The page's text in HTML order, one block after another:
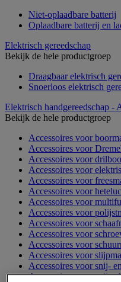
Niet-oplaadbare batterij
Oplaadbare batterij en
Elektrisch gereedschap
Bekijk de hele productgroep
Draagbaar elektrisch
Snoerloos elektrisch
Elektrisch handgereedschap -
Bekijk de hele productgroep
Accessoires voor
Accessoires voor
Accessoires voor
Accessoires voor
Accessoires voor
Accessoires voor
Accessoires voor
Accessoires voor
Accessoires voor
Accessoires voor
Accessoires voor
Accessoires voor
Accessoires voor snij-
Accessoires voor snij-